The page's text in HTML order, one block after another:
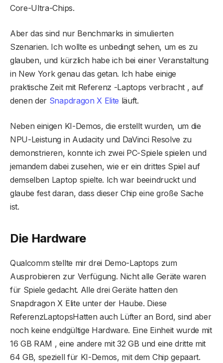
Core-Ultra-Chips.
Aber das sind nur Benchmarks in simulierten
Szenarien. Ich wollte es unbedingt sehen, um es zu
glauben, und kürzlich habe ich bei einer Veranstaltung
in New York genau das getan. Ich habe einige
praktische Zeit mit Referenz -Laptops verbracht , auf
denen der Snapdragon X Elite läuft.
Neben einigen KI-Demos, die erstellt wurden, um die
NPU-Leistung in Audacity und DaVinci Resolve zu
demonstrieren, konnte ich zwei PC-Spiele spielen und
jemandem dabei zusehen, wie er ein drittes Spiel auf
demselben Laptop spielte. Ich war beeindruckt und
glaube fest daran, dass dieser Chip eine große Sache
ist.
Die Hardware
Qualcomm stellte mir drei Demo-Laptops zum
Ausprobieren zur Verfügung. Nicht alle Geräte waren
für Spiele gedacht. Alle drei Geräte hatten den
Snapdragon X Elite unter der Haube. Diese
ReferenzLaptopsHatten auch Lüfter an Bord, sind aber
noch keine endgültige Hardware. Eine Einheit wurde mit
16 GB RAM , eine andere mit 32 GB und eine dritte mit
64 GB, speziell für KI-Demos, mit dem Chip gepaart.